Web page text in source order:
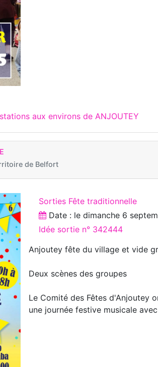
aux environs de ANJOUTEY
de Belfort
Sorties Fête traditionnelle
Date : le dimanche 6
Idée sortie n° 342444
Anjoutey fête du village et vide
Deux scènes des groupes
Le Comité des Fêtes d'Anjoutey
une journée festive musicale